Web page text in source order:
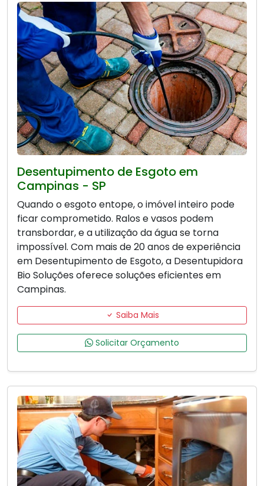
Desentupimento de Esgoto em
Campinas - SP
Quando o esgoto entope, o imóvel inteiro pode
ficar comprometido. Ralos e vasos podem
transbordar, e a utilização da água se torna
impossível. Com mais de 20 anos de experiência
em Desentupimento de Esgoto, a Desentupidora
Bio Soluções oferece soluções eficientes em
Campinas.
Saiba Mais
Solicitar Orçamento